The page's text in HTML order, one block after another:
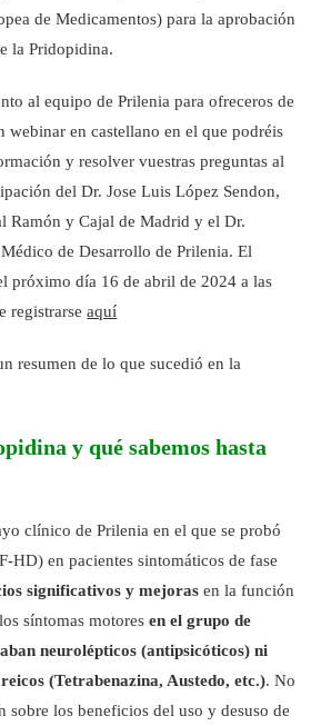
de Medicamentos) para la aprobación
la Pridopidina.
al equipo de Prilenia para ofreceros de
webinar en castellano en el que podréis
y resolver vuestras preguntas al
del Dr. Jose Luis López Sendon,
Ramón y Cajal de Madrid y el Dr.
de Desarrollo de Prilenia. El
próximo día 16 de abril de 2024 a las
registrarseaquí
resumen de lo que sucedió en la
y qué sabemos hasta
clínico de Prilenia en el que se probó
HD) en pacientes sintomáticos de fase
significativos y mejorasen la función
síntomas motoresen el grupo de
neurolépticos (antipsicóticos) ni
(Tetrabenazina, Austedo, etc.). No
sobre los beneficios del uso y desuso de